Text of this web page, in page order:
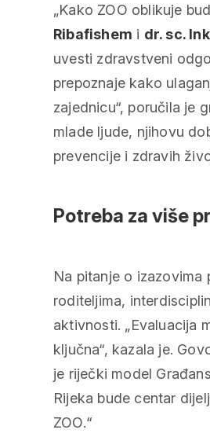
„Kako ZOO oblikuje
Ribafishem i dr. sc.
uvesti zdravstveni
prepoznaje kako
zajednicu“, poručila je
mlade ljude, njihovu
prevencije i zdravih
Potreba za više
Na pitanje o
roditeljima,
aktivnosti. „Evaluacija
ključna“, kazala je.
je riječki model
Rijeka bude centar
ZOO.“